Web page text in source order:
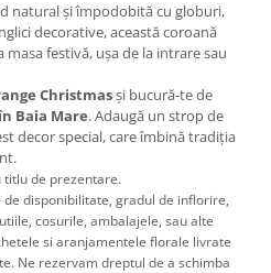
natural și împodobită cu globuri,
decorative, această coroană
festivă, ușa de la intrare sau
Christmasși bucură-te de
Baia Mare. Adaugă un strop de
decor special, care îmbină tradiția
de prezentare.
disponibilitate, gradul de inflorire,
cosurile, ambalajele, sau alte
si aranjamentele florale livrate
Ne rezervam dreptul de a schimba